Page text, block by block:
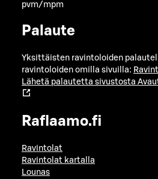
pvm/mpm
Palaute
Yksittäisten ravintoloiden
ravintoloiden omilla sivuilla:
Lähetä palautetta sivustosta
Raflaamo.fi
Ravintolat
Ravintolat kartalla
Lounas